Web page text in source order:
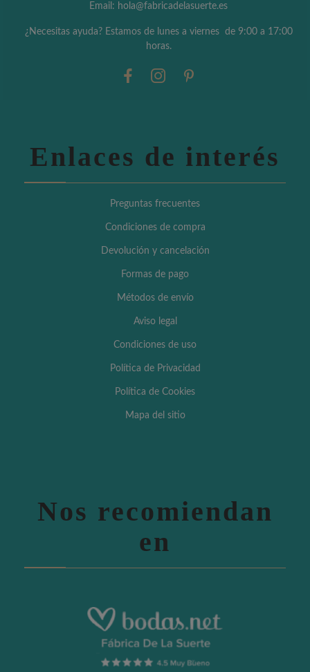
Email: hola@fabricadelasuerte.es
¿Necesitas ayuda? Estamos de lunes a viernes de 9:00 a 17:00
horas.
Enlaces de interés
Preguntas frecuentes
Condiciones de compra
Devolución y cancelación
Formas de pago
Métodos de envío
Aviso legal
Condiciones de uso
Política de Privacidad
Política de Cookies
Mapa del sitio
Nos recomiendan
en